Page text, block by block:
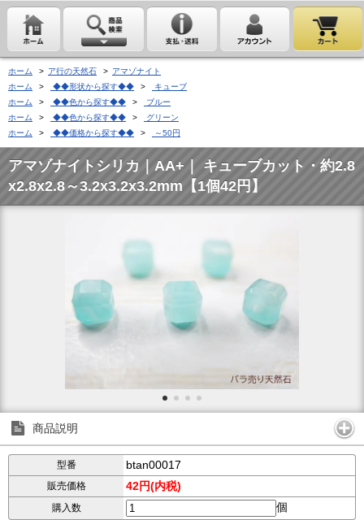
ホーム > ア行の天然石 > アマゾナイト
ホーム
> ◆◆形状から探す◆◆ >
キューブ
ホーム
> ◆◆色から探す◆◆ >
ブルー
ホーム
> ◆◆色から探す◆◆ >
グリーン
ホーム
> ◆◆価格から探す◆◆ > ～50円
アマゾナイトシリカ｜AA+｜ キューブカット・約2.8
x2.8x2.8～3.2x3.2x3.2mm【1個42円】
商品説明
型番 btan00017
販売価格 42円(内税)
購入数 個